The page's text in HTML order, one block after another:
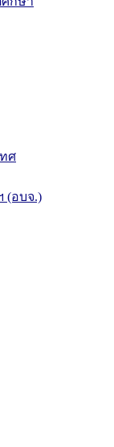
ศ
(อบจ.)